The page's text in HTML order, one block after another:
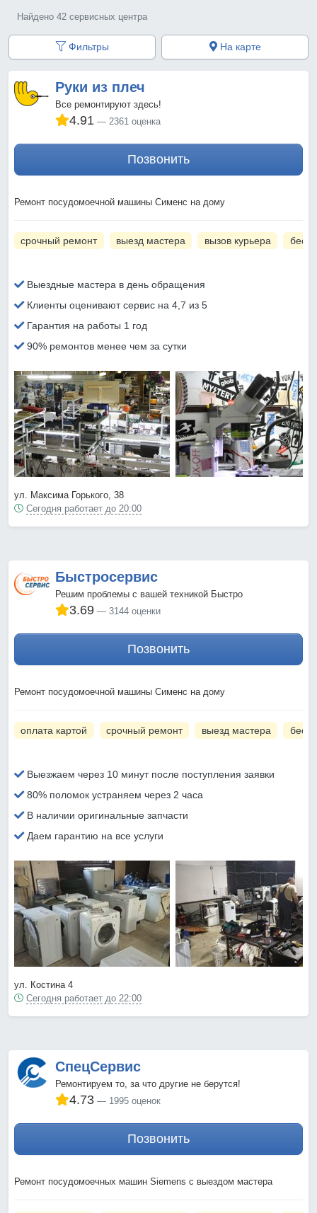
Найдено 42 сервисных центра
Фильтры На карте
Руки из плеч
Все ремонтируют здесь!
4.91 2361 оценка
Позвонить
Ремонт посудомоечной машины Сименс на дому
срочный ремонт выезд мастера вызов курьера
Выездные мастера в день обращения
Клиенты оценивают сервис на 4,7 из 5
Гарантия на работы 1 год
90% ремонтов менее чем за сутки
ул. Максима Горького, 38
Сегодня работает до 20:00
Быстросервис
Решим проблемы с вашей техникой Быстро
3.69 3144 оценки
Позвонить
Ремонт посудомоечной машины Сименс на дому
оплата картой срочный ремонт выезд мастера
Выезжаем через 10 минут после поступления заявки
80% поломок устраняем через 2 часа
В наличии оригинальные запчасти
Даем гарантию на все услуги
ул. Костина 4
Сегодня работает до 22:00
СпецСервис
Ремонтируем то, за что другие не берутся!
4.73 1995 оценок
Позвонить
Ремонт посудомоечных машин Siemens с выездом мастера